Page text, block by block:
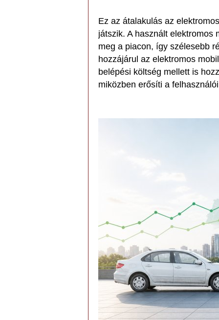
Ez az átalakulás az
játszik. A használt elektromos
meg a piacon, így szélesebb
hozzájárul az elektromos
belépési költség mellett is
miközben erősíti a